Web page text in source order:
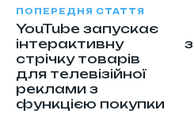
ПОПЕРЕДНЯ СТАТТЯ
YouTube запускає
інтерактивну
стрічку товарів
для телевізійної
реклами з
функцією покупки